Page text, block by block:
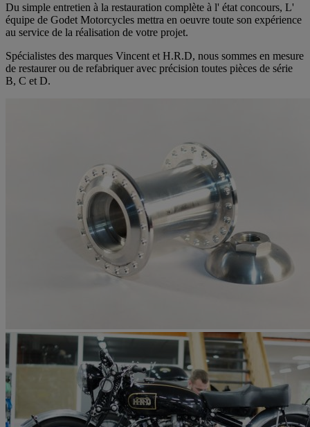
Du simple entretien à la restauration complète à l' état concours, L'
équipe de Godet Motorcycles mettra en oeuvre toute son expérience
au service de la réalisation de votre projet.
Spécialistes des marques Vincent et H.R.D, nous sommes en mesure
de restaurer ou de refabriquer avec précision toutes pièces de série
B, C et D.